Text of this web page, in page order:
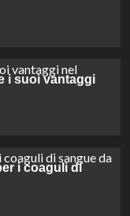
i suoi vantaggi
i coaguli di